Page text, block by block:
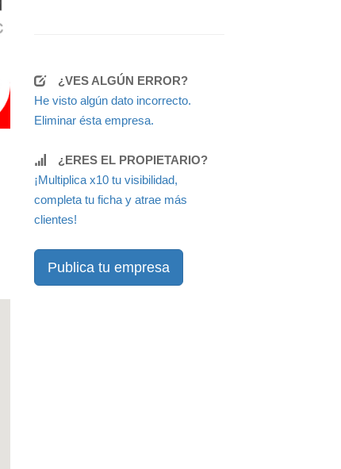
¿VES ALGÚN ERROR?
He visto algún dato incorrecto.
Eliminar ésta empresa.
¿ERES EL PROPIETARIO?
¡Multiplica x10 tu visibilidad,
completa tu ficha y atrae más
clientes!
Publica tu empresa